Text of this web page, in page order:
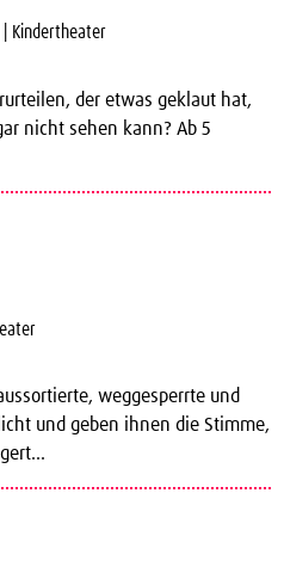
Kindertheater
der etwas geklaut hat,
nicht sehen kann? Ab 5
weggesperrte und
und geben ihnen die Stimme,